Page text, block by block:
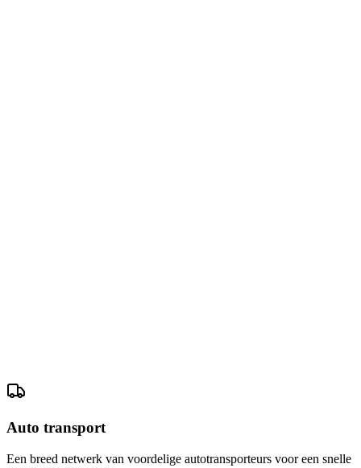
Auto transport
Een breed netwerk van voordelige autotransporteurs voor een snelle